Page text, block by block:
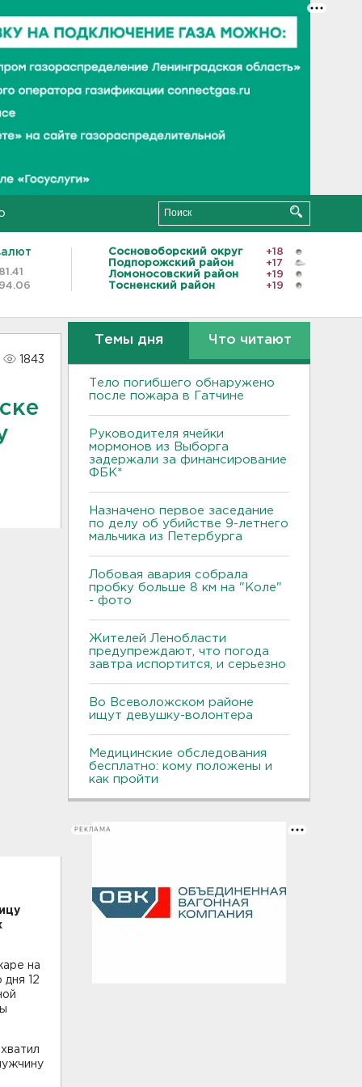
Сосновоборский округ
+18
Подпорожский район
+17
Ломоносовский район
+19
Тосненский район
+19
1843
на
12
Темы дня Что читают
Тело погибшего обнаружено
после пожара в Гатчине
Руководителя ячейки
мормонов из Выборга
задержали за финансирование
ФБК*
Назначено первое заседание
по делу об убийстве 9-летнего
мальчика из Петербурга
Лобовая авария собрала
пробку больше 8 км на "Коле"
- фото
Жителей Ленобласти
предупреждают, что погода
завтра испортится, и серьезно
Во Всеволожском районе
ищут девушку-волонтера
Медицинские обследования
бесплатно: кому положены и
как пройти
РЕКЛАМА